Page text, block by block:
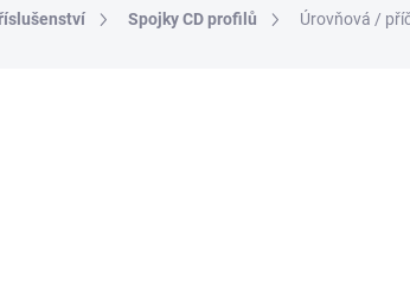
Spojky CD profilů Úrovňová /